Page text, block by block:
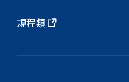
規程類